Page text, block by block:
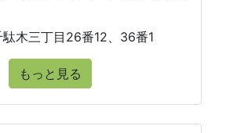
木三丁目26番12、36番1
もっと見る